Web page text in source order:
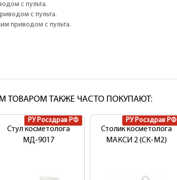
с пульта.
с пульта.
приводом с пульта.
ТОВАРОМ ТАКЖЕ ЧАСТО ПОКУПАЮТ:
РУ Росздрав РФ
Стул косметолога
MД-9017
РУ Росздрав РФ
Столик косметолога
МАКСИ 2 (СК-М2)